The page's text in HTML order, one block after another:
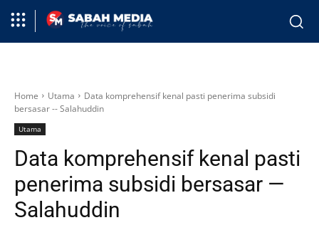
Home Utama
Data komprehensif kenal pasti penerima subsidi
bersasar -- Salahuddin
Utama
Data komprehensif kenal pasti
penerima subsidi bersasar —
Salahuddin